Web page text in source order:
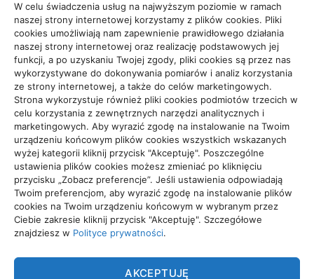
W celu świadczenia usług na najwyższym poziomie w ramach
naszej strony internetowej korzystamy z plików cookies. Pliki
cookies umożliwiają nam zapewnienie prawidłowego działania
naszej strony internetowej oraz realizację podstawowych jej
funkcji, a po uzyskaniu Twojej zgody, pliki cookies są przez nas
wykorzystywane do dokonywania pomiarów i analiz korzystania
ze strony internetowej, a także do celów marketingowych.
Strona wykorzystuje również pliki cookies podmiotów trzecich w
celu korzystania z zewnętrznych narzędzi analitycznych i
marketingowych. Aby wyrazić zgodę na instalowanie na Twoim
urządzeniu końcowym plików cookies wszystkich wskazanych
wyżej kategorii kliknij przycisk "Akceptuję". Poszczególne
ustawienia plików cookies możesz zmieniać po kliknięciu
przycisku „Zobacz preferencje”. Jeśli ustawienia odpowiadają
Twoim preferencjom, aby wyrazić zgodę na instalowanie plików
cookies na Twoim urządzeniu końcowym w wybranym przez
Ciebie zakresie kliknij przycisk "Akceptuję". Szczegółowe
znajdziesz w Polityce prywatności.
AKCEPTUJĘ
Zdrowie, Medycyna 108
Projekty domów Rzeszów
wizytówki nap